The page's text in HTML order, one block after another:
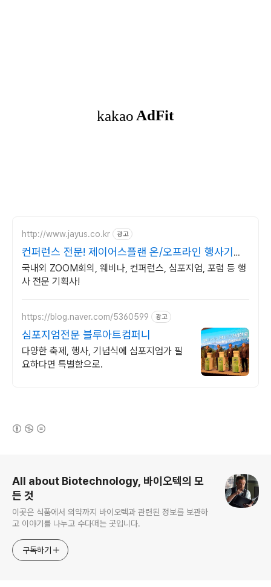
http://www.jayus.co.kr 광고
컨퍼런스 전문! 제이어스플랜 온/오프라인 행사기획
대행!
국내외 ZOOM회의, 웨비나, 컨퍼런스, 심포지엄, 포럼 등 행
사 전문 기획사!
https://blog.naver.com/5360599 광고
심포지엄전문 블루아트컴퍼니
다양한 축제, 행사, 기념식에 심포지엄가 필
요하다면 특별함으로.
All about Biotechnology, 바이오텍의 모
든 것
이곳은 식품에서 의약까지 바이오텍과 관련된 정보를 보관하
고 이야기를 나누고 수다떠는 곳입니다.
구독하기